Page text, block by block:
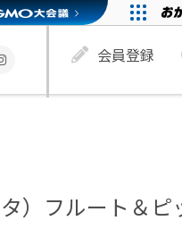
会員登録
）フルート＆ピ